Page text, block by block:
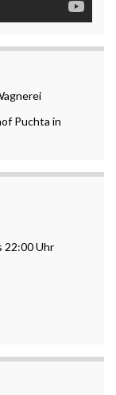
Puchta in
22:00 Uhr